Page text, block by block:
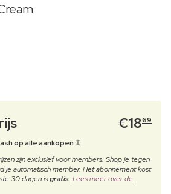
€1869
op alle aankopen
zijn exclusief voor members. Shop je tegen
je automatisch member. Het abonnement kost
30 dagen isgratis. Lees meer over de